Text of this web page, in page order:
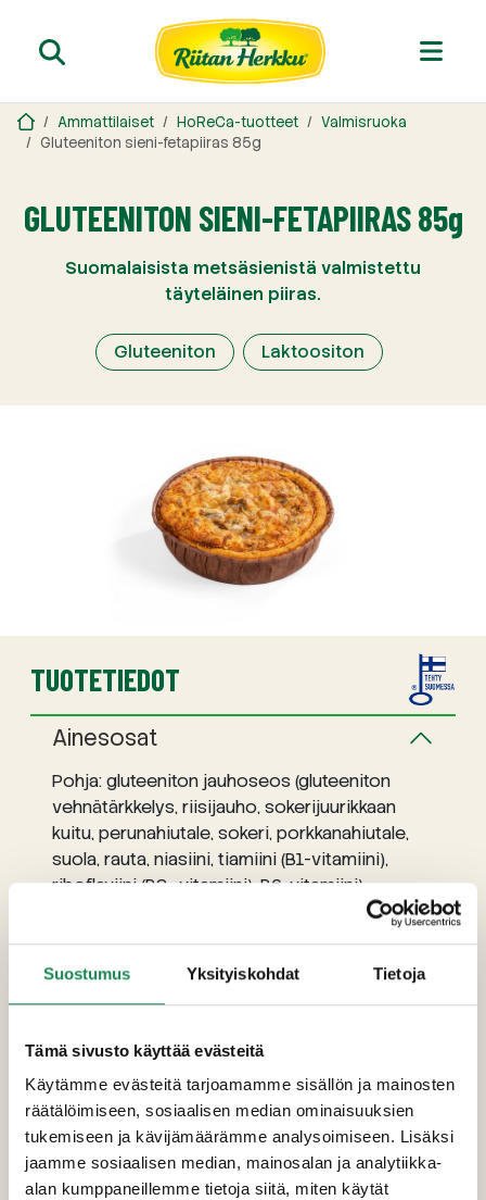
Suostumus Yksityiskohdat Tietoja
Tämä sivusto käyttää evästeitä
Käytämme evästeitä tarjoamamme sisällön ja mainosten
räätälöimiseen, sosiaalisen median ominaisuuksien
tukemiseen ja kävijämäärämme analysoimiseen. Lisäksi
jaamme sosiaalisen median, mainosalan ja analytiikka-
alan kumppaneillemme tietoja siitä, miten käytät
Ammattilaiset HoReCa-tuotteet
Valmisruoka
Gluteeniton sieni-fetapiiras 85g
GLUTEENITON SIENI-FETAPIIRAS 85g
Suomalaisista metsäsienistä valmistettu
täyteläinen piiras.
Gluteeniton Laktoositon
TUOTETIEDOT
Ainesosat
Pohja: gluteeniton jauhoseos (gluteeniton
vehnätärkkelys, riisijauho, sokerijuurikkaan
kuitu, perunahiutale, sokeri, porkkanahiutale,
suola, rauta, niasiini, tiamiini (B1-vitamiini),
riboflaviini (B2- vitamiini), B6-vitamiini),
margariini (kasviöljy (palmu, rapsi), vesi, suola,
psyllium. Täyte: suomalaiset metsäsienet 18%
(haaparousku, kangasrousku, herkkusieni,
happamuudensäätöaine (E 330)),
FETAJUUSTO(pastöroituLAMPAAN– ja
VUOHENMAITO, hapate, suola,
mikrobiologinen juoksete), kaurakuitu, suola,
persilja, valkopippuri, valkosipulijauhe.